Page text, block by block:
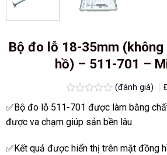
Bộ đo lỗ 18-35mm
hồ) – 511-701 –
Được
xếp
hạng
0.0
sao
(đánh giá)
✅Bộ đo lỗ 511-701 được làm bằng
được va chạm giúp sản bền lâu
✅Kết quả được hiển thị trên mặt đồng